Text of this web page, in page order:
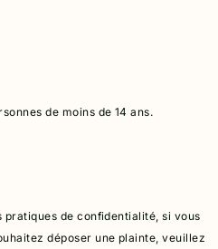
de moins de 14 ans.
de confidentialité, si vous
déposer une plainte, veuillez